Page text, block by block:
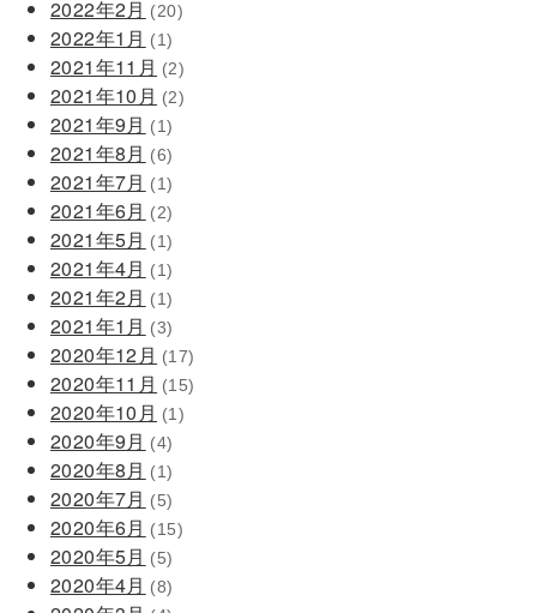
2022年2月 (20)
2022年1月 (1)
2021年11月 (2)
2021年10月 (2)
2021年9月 (1)
2021年8月 (6)
2021年7月 (1)
2021年6月 (2)
2021年5月 (1)
2021年4月 (1)
2021年2月 (1)
2021年1月 (3)
2020年12月 (17)
2020年11月 (15)
2020年10月 (1)
2020年9月 (4)
2020年8月 (1)
2020年7月 (5)
2020年6月 (15)
2020年5月 (5)
2020年4月 (8)